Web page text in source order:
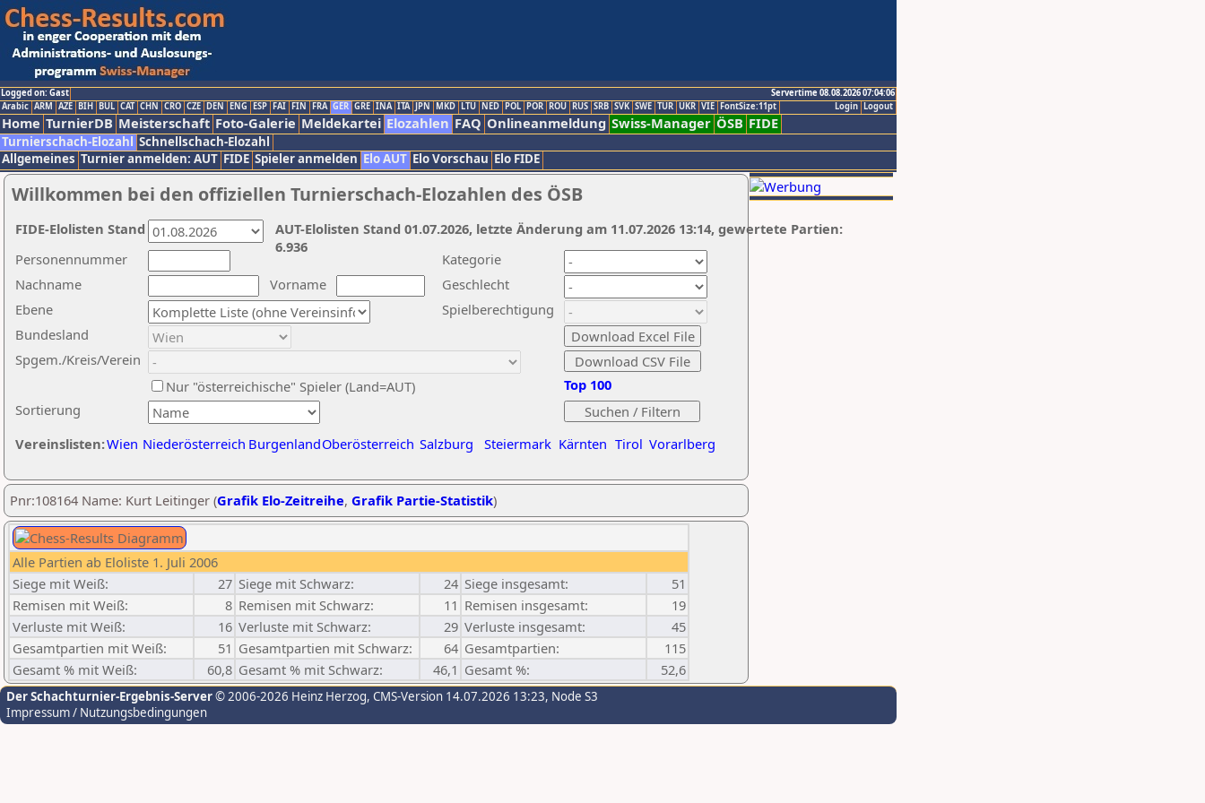
Logged on: Gast
Servertime 08.08.2026 07:04:06
Logout
Login
Arabic ARM AZE BIH BUL CAT CHN CRO CZE DEN ENG ESP FAI FIN FRA GER GRE INA ITA JPN MKD LTU NED POL POR ROU RUS SRB SVK SWE TUR UKR VIE FontSize:11pt
Home TurnierDB Meisterschaft Foto-Galerie Meldekartei Elozahlen FAQ Onlineanmeldung Swiss-Manager ÖSB FIDE
Turnierschach-Elozahl Schnellschach-Elozahl
Allgemeines Turnier anmelden: AUT FIDE Spieler anmelden Elo AUT Elo Vorschau Elo FIDE
Willkommen bei den offiziellen Turnierschach-Elozahlen des ÖSB
Nachname
Vorname
Ebene
Kategorie
Sortierung
Personennummer
Bundesland
Spgem./Kreis/Verein
Geschlecht
Nur "österreichische" Spieler (Land=AUT)
Spielberechtigung
Vereinslisten:Wien Niederösterreich BurgenlandOberösterreich Salzburg Steiermark Kärnten Tirol Vorarlberg
Top 100
AUT-Elolisten Stand 01.07.2026, letzte Änderung am 11.07.2026 13:14, gewertete Partien:
6.936
FIDE-Elolisten Stand
Pnr:108164 Name: Kurt Leitinger (Grafik Elo-Zeitreihe, Grafik Partie-Statistik)
Alle Partien ab Eloliste 1. Juli 2006
Siege mit Weiß:
27 Siege mit Schwarz: 24 Siege insgesamt:
51
Remisen mit Weiß:
8 Remisen mit Schwarz: 11 Remisen insgesamt:
19
Verluste mit Weiß:
16 Verluste mit Schwarz: 29 Verluste insgesamt:
45
Gesamtpartien mit Weiß:
51 Gesamtpartien mit Schwarz: 64 Gesamtpartien:
115
Gesamt % mit Weiß:
60,8 Gesamt % mit Schwarz: 46,1 Gesamt %: 52,6
Der Schachturnier-Ergebnis-Server© 2006-2026 Heinz Herzog, CMS-Version 14.07.2026 13:23, Node S3
Impressum / Nutzungsbedingungen